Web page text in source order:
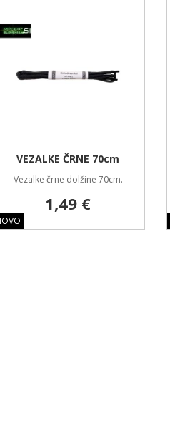
VEZALKE ČRNE 70cm
Vezalke črne dolžine 70cm.
1,49 €